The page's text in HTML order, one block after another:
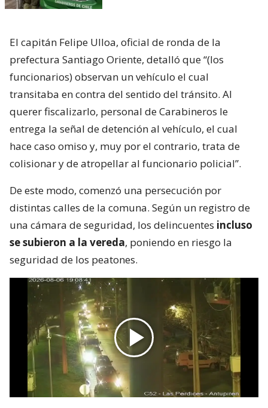
El capitán Felipe Ulloa, oficial de ronda de la
prefectura Santiago Oriente, detalló que “(los
funcionarios) observan un vehículo el cual
transitaba en contra del sentido del tránsito. Al
querer fiscalizarlo, personal de Carabineros le
entrega la señal de detención al vehículo, el cual
hace caso omiso y, muy por el contrario, trata de
colisionar y de atropellar al funcionario policial”.
De este modo, comenzó una persecución por
distintas calles de la comuna. Según un registro de
una cámara de seguridad, los delincuentes incluso
se subieron a la vereda, poniendo en riesgo la
seguridad de los peatones.